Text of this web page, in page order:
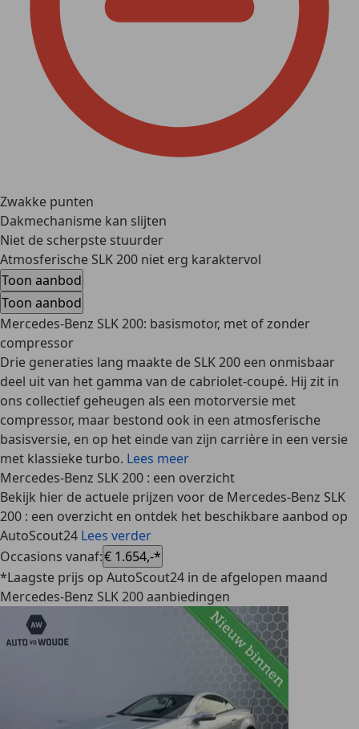
Zwakke punten
Dakmechanisme kan slijten
Niet de scherpste stuurder
Atmosferische SLK 200 niet erg karaktervol
Toon aanbod
Toon aanbod
Mercedes-Benz SLK 200: basismotor, met of zonder
compressor
Drie generaties lang maakte de SLK 200 een onmisbaar
deel uit van het gamma van de cabriolet-coupé. Hij zit in
ons collectief geheugen als een motorversie met
compressor, maar bestond ook in een atmosferische
basisversie, en op het einde van zijn carrière in een versie
met klassieke turbo. Lees meer
Mercedes-Benz SLK 200 : een overzicht
Bekijk hier de actuele prijzen voor de Mercedes-Benz SLK
200 : een overzicht en ontdek het beschikbare aanbod op
AutoScout24 Lees verder
Occasions vanaf:€ 1.654,-*
*Laagste prijs op AutoScout24 in de afgelopen maand
Mercedes-Benz SLK 200 aanbiedingen